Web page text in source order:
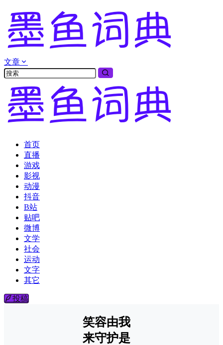
文章
首页
直播
游戏
影视
动漫
抖音
B站
贴吧
微博
文学
社会
运动
文字
其它
投稿
笑容由我
来守护是